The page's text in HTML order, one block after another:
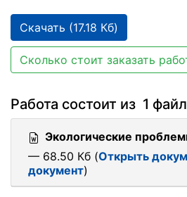
Скачать (17.18 Кб)
Сколько стоит заказать
Работа состоит из 1 файл
Экологические
— 68.50 Кб (Открыть
документ)